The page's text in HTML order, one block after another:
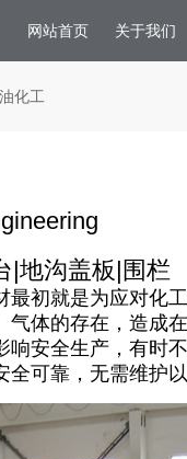
网站首页 关于我们
化工
|地沟盖板|围栏
最初就是为应对化
气体的存在，造成
响安全生产，有时
全可靠，无需维护